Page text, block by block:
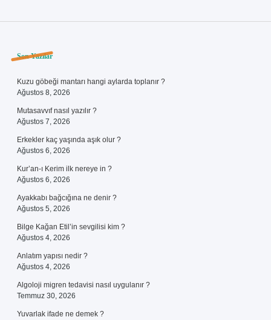
Sidebar
Son Yazılar
Kuzu göbeği mantarı hangi aylarda toplanır ?
Ağustos 8, 2026
Mutasavvıf nasıl yazılır ?
Ağustos 7, 2026
Erkekler kaç yaşında aşık olur ?
Ağustos 6, 2026
Kur’an-ı Kerim ilk nereye in ?
Ağustos 6, 2026
Ayakkabı bağcığına ne denir ?
Ağustos 5, 2026
Bilge Kağan Etil’in sevgilisi kim ?
Ağustos 4, 2026
Anlatım yapısı nedir ?
Ağustos 4, 2026
Algoloji migren tedavisi nasıl uygulanır ?
Temmuz 30, 2026
Yuvarlak ifade ne demek ?